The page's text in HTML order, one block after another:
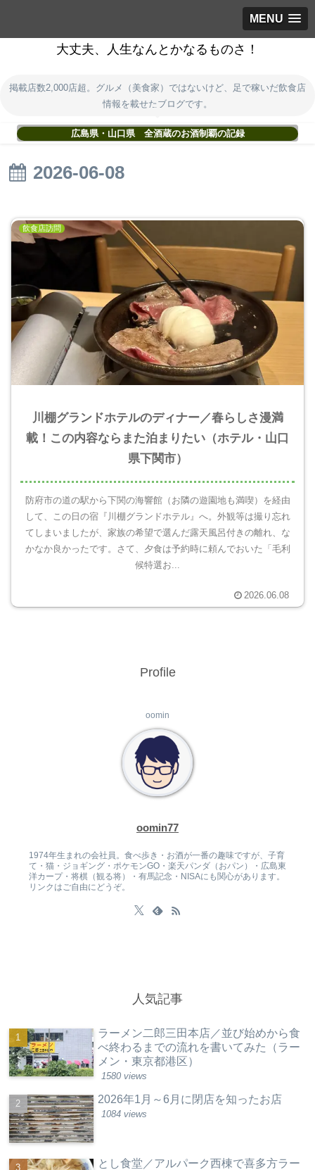
MENU
大丈夫、人生なんとかなるものさ！
掲載店数2,000店超。グルメ（美食家）ではないけど、足で稼いだ飲食店
情報を載せたブログです。
広島県・山口県 全酒蔵のお酒制覇の記録
2026-06-08
飲食店訪問
川棚グランドホテルのディナー／春らしさ漫満
載！この内容ならまた泊まりたい（ホテル・山口
県下関市）
防府市の道の駅から下関の海響館（お隣の遊園地も満喫）を経由
して、この日の宿『川棚グランドホテル』へ。外観等は撮り忘れ
てしまいましたが、家族の希望で選んだ露天風呂付きの離れ、な
かなか良かったです。さて、夕食は予約時に頼んでおいた「毛利
候特選お...
2026.06.08
Profile
oomin
oomin77
1974年生まれの会社員。食べ歩き・お酒が一番の趣味ですが、子育
て・猫・ジョギング・ポケモンGO・楽天パンダ（おパン）・広島東
洋カープ・将棋（観る将）・有馬記念・NISAにも関心があります。
リンクはご自由にどうぞ。
人気記事
ラーメン二郎三田本店／並び始めから食
べ終わるまでの流れを書いてみた（ラー
メン・東京都港区）
1580 views
2026年1月～6月に閉店を知ったお店
1084 views
とし食堂／アルパーク西棟で喜多方ラー